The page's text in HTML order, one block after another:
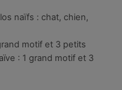
naïfs : chat, chien,
motif et 3 petits
: 1 grand motif et 3